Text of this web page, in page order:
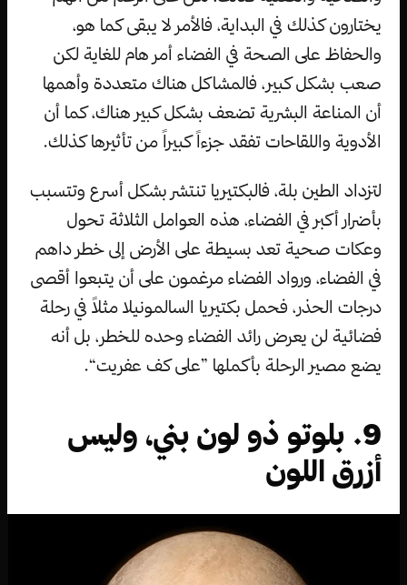
يختارون كذلك في البداية، فالأمر لا يبقى كما هو،
والحفاظ على الصحة في الفضاء أمر هام للغاية لكن
صعب بشكل كبير، فالمشاكل هناك متعددة وأهمها
أن المناعة البشرية تضعف بشكل كبير هناك، كما أن
الأدوية واللقاحات تفقد جزءاً كبيراً من تأثيرها كذلك.
لتزداد الطين بلة، فالبكتيريا تنتشر بشكل أسرع وتتسبب
بأضرار أكبر في الفضاء، هذه العوامل الثلاثة تحول
وعكات صحية تعد بسيطة على الأرض إلى خطر داهم
في الفضاء، ورواد الفضاء مرغمون على أن يتبعوا أقصى
درجات الحذر، فحمل بكتيريا السالمونيلا مثلاً في رحلة
فضائية لن يعرض رائد الفضاء وحده للخطر، بل أنه
يضع مصير الرحلة بأكملها ”على كف عفريت“.
9. بلوتو ذو لون بني، وليس
أزرق اللون